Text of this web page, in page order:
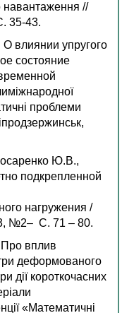
навантаження //
35-43.
влиянии упругого
состояние
проблеми
Ю.В.,
подкрепленной
нагружения /
№2– С. 71 – 80.
вплив
деформованого
дії короткочасних
«Математичні